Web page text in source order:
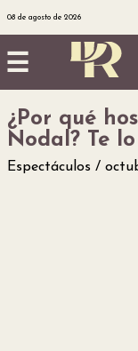
08 de agosto de 2026
☰
Inicio
Noticias
¿Por qué
Nodal? Te
Espectáculos